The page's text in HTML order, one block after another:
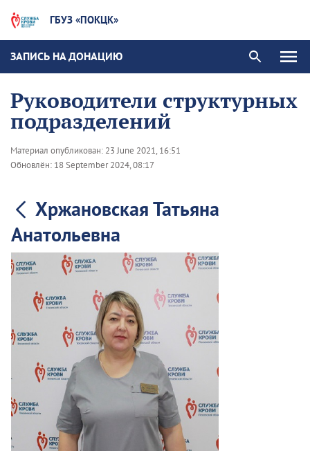
ГБУЗ «ПОКЦК»
ЗАПИСЬ НА ДОНАЦИЮ
Руководители структурных
подразделений
Материал опубликован: 23 June 2021, 16:51
Обновлён: 18 September 2024, 08:17
Хржановская Татьяна
Анатольевна